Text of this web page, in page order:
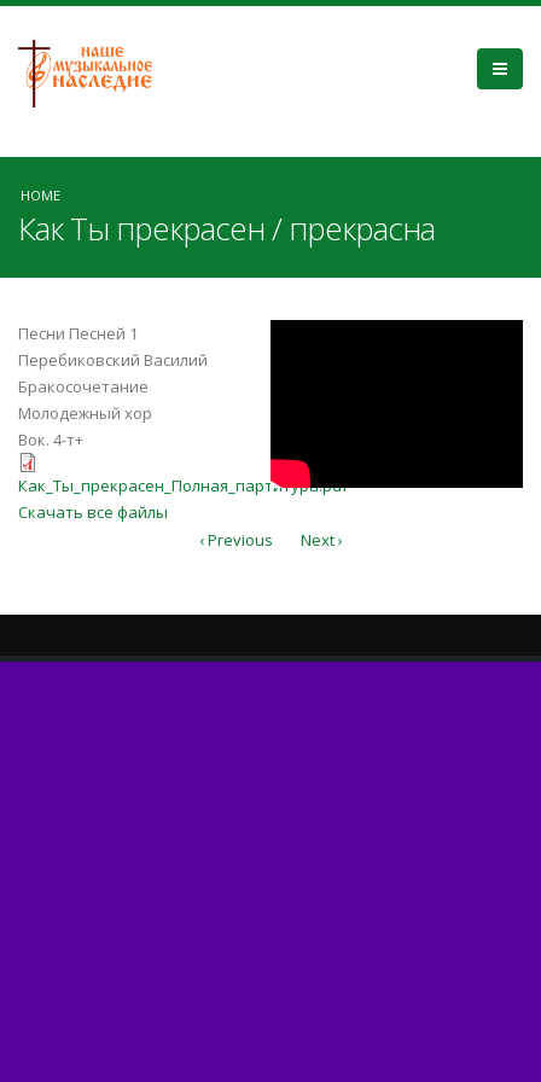
HOME
Как Ты прекрасен / прекрасна
Песни Песней 1
Перебиковский Василий
Бракосочетание
Молодежный хор
Вок. 4-т+
Как_Ты_прекрасен_Полная_партитура.pdf
Скачать все файлы
‹ Previous Next ›